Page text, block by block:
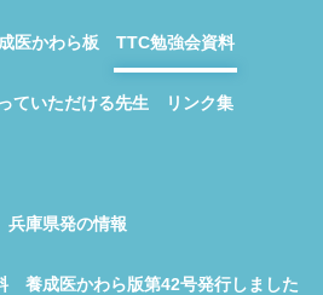
医かわら板 TTC勉強会資料
ていただける先生 リンク集
兵庫県発の情報
養成医かわら版第42号発行しました